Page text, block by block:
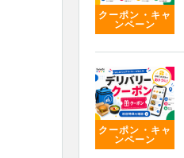
クーポン・キャ
ンペーン
クーポン・キャ
ンペーン